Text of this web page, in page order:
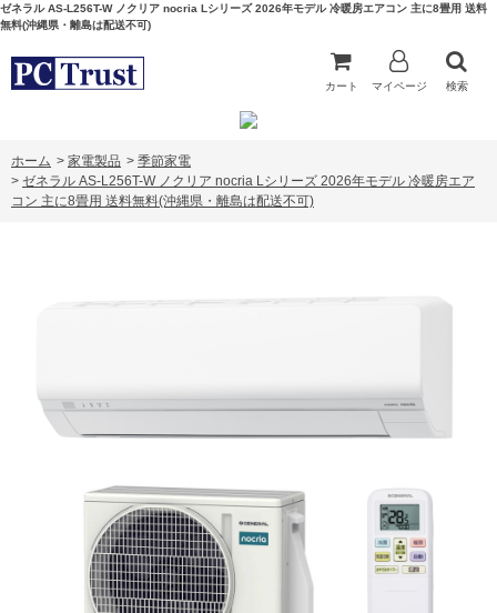
ゼネラル AS-L256T-W ノクリア nocria Lシリーズ 2026年モデル 冷暖房エアコン 主に8畳用 送料
無料(沖縄県・離島は配送不可)
カート マイページ 検索
ホーム > 家電製品 > 季節家電
> ゼネラル AS-L256T-W ノクリア nocria Lシリーズ 2026年モデル 冷暖房エア
コン 主に8畳用 送料無料(沖縄県・離島は配送不可)